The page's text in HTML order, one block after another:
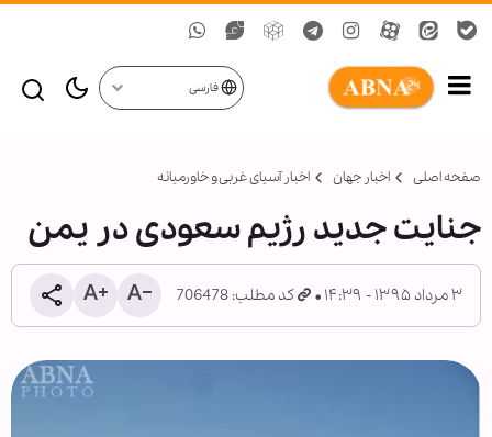
فارسی
صفحه اصلی اخبار جهان اخبار آسیای غربی و خاورمیانه
جنایت جدید رژیم سعودی در یمن
۳ مرداد ۱۳۹۵ - ۱۴:۳۹ کد مطلب: 706478